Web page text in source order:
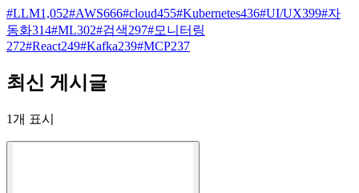
#LLM1,052#AWS666#cloud455#Kubernetes436#UI/UX399#자
동화314#ML302#검색297#모니터링
272#React249#Kafka239#MCP237
최신 게시글
1개 표시